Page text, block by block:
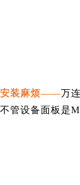
安装麻烦——万
不管设备面板是